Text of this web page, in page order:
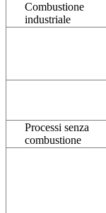
Combustione
industriale
Processi senza
combustione